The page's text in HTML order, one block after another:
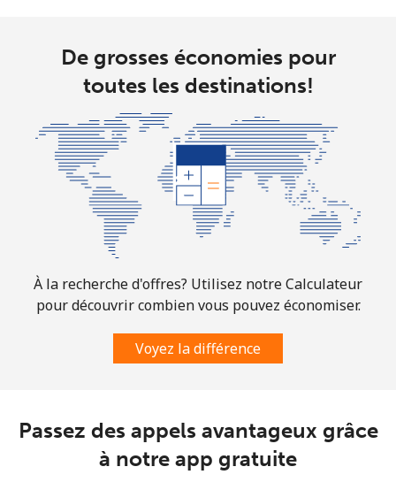
De grosses économies pour
toutes les destinations!
À la recherche d'offres? Utilisez notre Calculateur
pour découvrir combien vous pouvez économiser.
Voyez la différence
Passez des appels avantageux grâce
à notre app gratuite